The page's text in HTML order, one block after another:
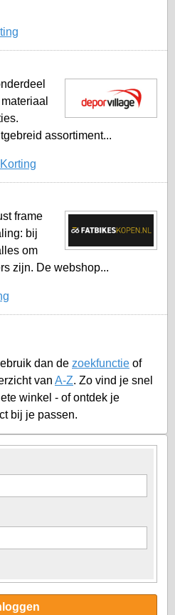
assortiment...
frame
bij
om
zijn. De webshop...
dan de zoekfunctie of
van A-Z. Zo vind je snel
winkel - of ontdek je
bij je passen.